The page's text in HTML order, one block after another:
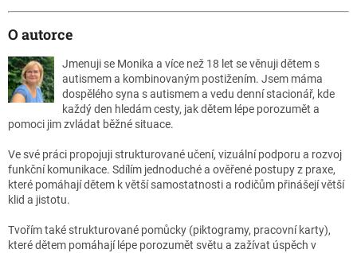
O autorce
Jmenuji se Monika a více než 18 let se věnuji dětem s
autismem a kombinovaným postižením. Jsem máma
dospělého syna s autismem a vedu denní stacionář, kde
každý den hledám cesty, jak dětem lépe porozumět a
pomoci jim zvládat běžné situace.
Ve své práci propojuji strukturované učení, vizuální podporu a rozvoj
funkční komunikace. Sdílím jednoduché a ověřené postupy z praxe,
které pomáhají dětem k větší samostatnosti a rodičům přinášejí větší
klid a jistotu.
Tvořím také strukturované pomůcky (piktogramy, pracovní karty),
které dětem pomáhají lépe porozumět světu a zažívat úspěch v